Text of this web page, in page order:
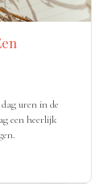
uren in de
een heerlijk